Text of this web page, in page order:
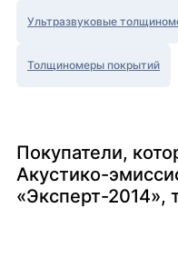
Ультразвуковые
Толщиномеры покрытий
Покупатели,
Акустико-
«Эксперт-2014»,